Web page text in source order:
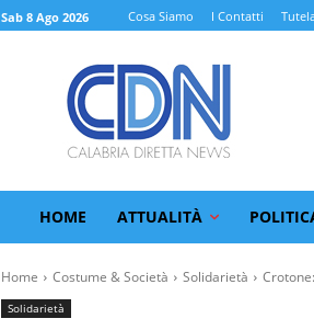
Sab 8 Ago 2026 Cosa Siamo I Contatti
HOME ATTUALITÀ
Home Costume & Società Solidarietà
Solidarietà